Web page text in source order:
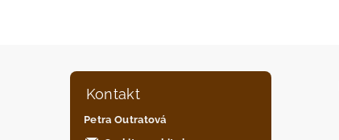
Kontakt
Petra Outratová